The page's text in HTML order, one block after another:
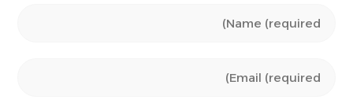
your
your